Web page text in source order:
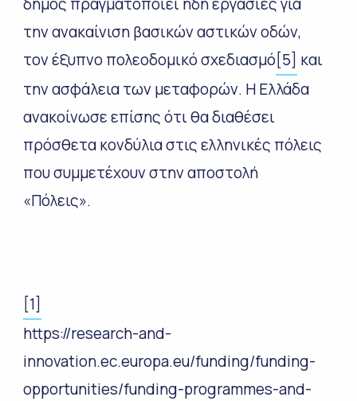
δήμος πραγματοποιεί ήδη εργασίες για
την ανακαίνιση βασικών αστικών οδών,
τον έξυπνο πολεοδομικό σχεδιασμό[5] και
την ασφάλεια των μεταφορών. Η Ελλάδα
ανακοίνωσε επίσης ότι θα διαθέσει
πρόσθετα κονδύλια στις ελληνικές πόλεις
που συμμετέχουν στην αποστολή
«Πόλεις».
[1]
https://research-and-
innovation.ec.europa.eu/funding/funding-
opportunities/funding-programmes-and-